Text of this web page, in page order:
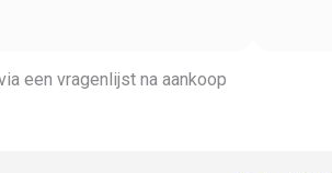
een vragenlijst na aankoop